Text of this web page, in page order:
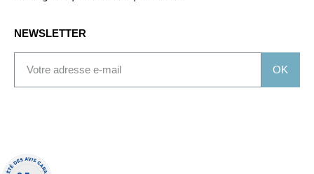
NEWSLETTER
OK